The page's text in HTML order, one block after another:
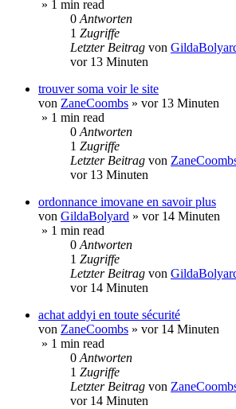
» 1 min read
0 Antworten
1 Zugriffe
Letzter Beitrag von
vor 13 Minuten
trouver soma voir le site
von ZaneCoombs » vor 13 Minuten
» 1 min read
0 Antworten
1 Zugriffe
Letzter Beitrag von
vor 13 Minuten
ordonnance imovane en savoir plus
von GildaBolyard » vor 14 Minuten
» 1 min read
0 Antworten
1 Zugriffe
Letzter Beitrag von
vor 14 Minuten
achat addyi en toute sécurité
von ZaneCoombs » vor 14 Minuten
» 1 min read
0 Antworten
1 Zugriffe
Letzter Beitrag von
vor 14 Minuten